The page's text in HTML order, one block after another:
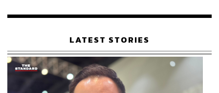
เรือนไทยที่ถูกซุกไว้
LATEST STORIES